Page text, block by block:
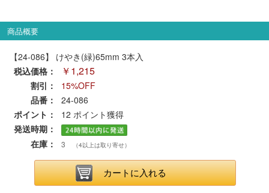
セール品・キャンペーン
セール商品
北海道・東北 関東
商品概要
【24-086】 けやき(緑)65mm 3本入
税込価格：
￥1,215
割引：
15%OFF
品番：
24-086
ポイント：
12 ポイント獲得
発送時期：
在庫：
3 （4以上は取り寄せ）
カートに入れる